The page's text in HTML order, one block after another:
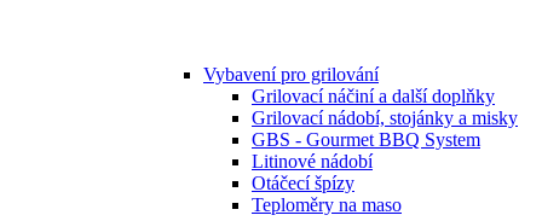
Vybavení pro grilování
Grilovací náčiní a další doplňky
Grilovací nádobí, stojánky a misky
GBS - Gourmet BBQ System
Litinové nádobí
Otáčecí špízy
Teploměry na maso